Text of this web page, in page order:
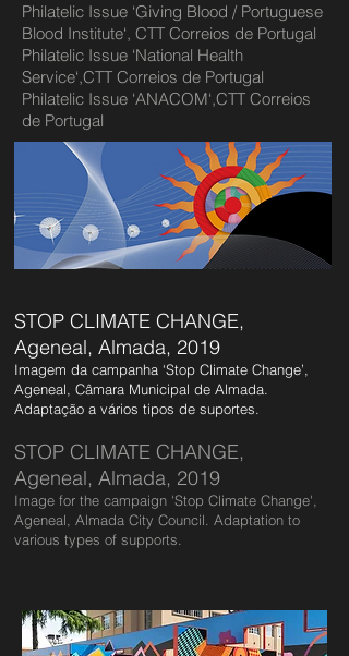
Philatelic Issue ‘Giving Blood / Portuguese
Blood Institute‘, CTT Correios de Portugal
Philatelic Issue ‘National Health
Service‘,CTT Correios de Portugal
Philatelic Issue ‘ANACOM‘,CTT Correios
de Portugal
STOP CLIMATE CHANGE,
Ageneal, Almada, 2019
Imagem da campanha ‘Stop Climate Change’,
Ageneal, Câmara Municipal de Almada.
Adaptação a vários tipos de suportes.
STOP CLIMATE CHANGE,
Ageneal, Almada, 2019
Image for the campaign 'Stop Climate Change',
Ageneal, Almada City Council. Adaptation to
various types of supports.